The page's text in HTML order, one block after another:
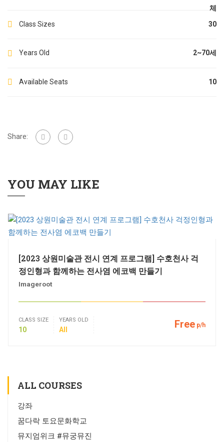
체
Class Sizes 30
Years Old 2~70세
Available Seats 10
Share:
YOU MAY LIKE
[2023 상원미술관 전시 연계 프로그램] 수호천사 걱
정인형과 함께하는 전사염 에코백 만들기
Imageroot
CLASS SIZE
10
YEARS OLD
All Free p/h
ALL COURSES
강좌
꿈다락 토요문화학교
뮤지엄위크 #뮤궁뮤진